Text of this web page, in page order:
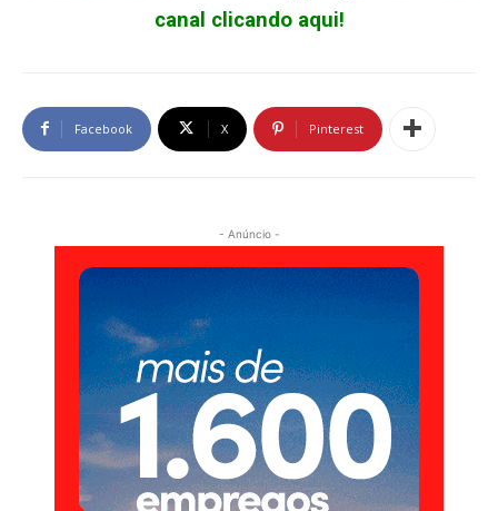
canal clicando aqui!
Facebook X Pinterest
- Anúncio -